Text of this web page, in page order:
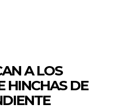
A LOS
HINCHAS DE